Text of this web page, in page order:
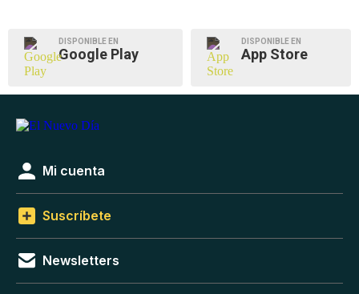
DISPONIBLE EN
Google Play
DISPONIBLE EN
App Store
Mi cuenta
Suscríbete
Newsletters